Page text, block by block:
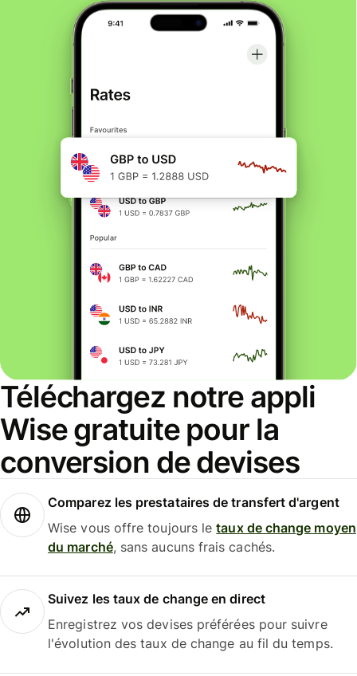
Téléchargez notre appli
Wise gratuite pour la
conversion de devises
Comparez les prestataires de transfert d'argent
Wise vous offre toujours letaux de change moyen
du marché, sans aucuns frais cachés.
Suivez les taux de change en direct
Enregistrez vos devises préférées pour suivre
l'évolution des taux de change au fil du temps.